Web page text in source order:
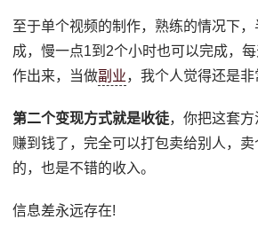
至于单个视频的制作，熟练的情况下
成，慢一点1到2个小时也可以完成，
作出来，当做副业，我个人觉得还是非
第二个变现方式就是收徒，你把这套
赚到钱了，完全可以打包卖给别人，
的，也是不错的收入。
信息差永远存在!